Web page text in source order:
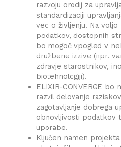
razvoju orodij za
standardizaciji
ved o življenju. Na
podatkov, dostopnih
bo mogoč vpogled v
družbene izzive (npr.
zdravje starostnikov,
biotehnologiji).
ELIXIR-CONVERGE bo
razvil delovanje
zagotavljanje dobrega
obnovljivosti podatkov
uporabe.
Ključen namen